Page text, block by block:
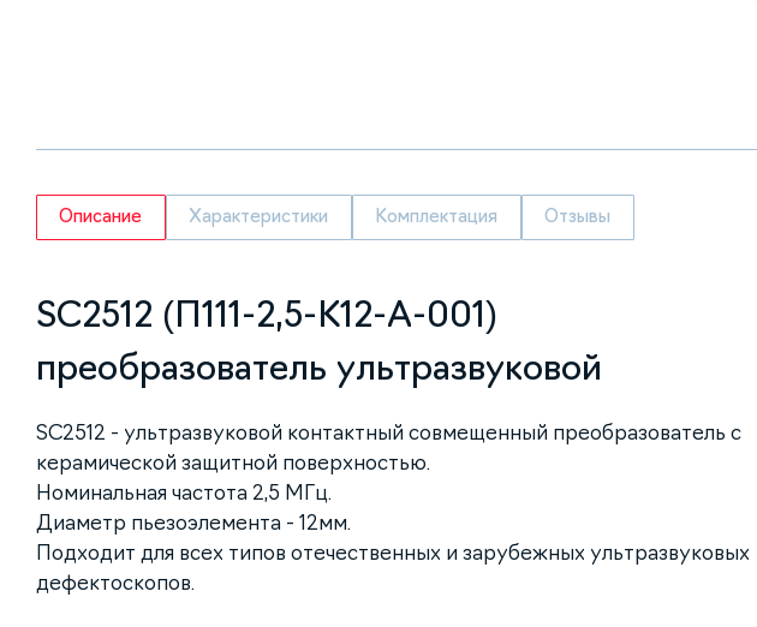
Описание Характеристики Комплектация Отзывы
SC2512 (П111-2,5-K12-А-001)
преобразователь ультразвуковой
SC2512 - ультразвуковой контактный совмещенный преобразователь с
керамической защитной поверхностью.
Номинальная частота 2,5 МГц.
Диаметр пьезоэлемента - 12мм.
Подходит для всех типов отечественных и зарубежных ультразвуковых
дефектоскопов.